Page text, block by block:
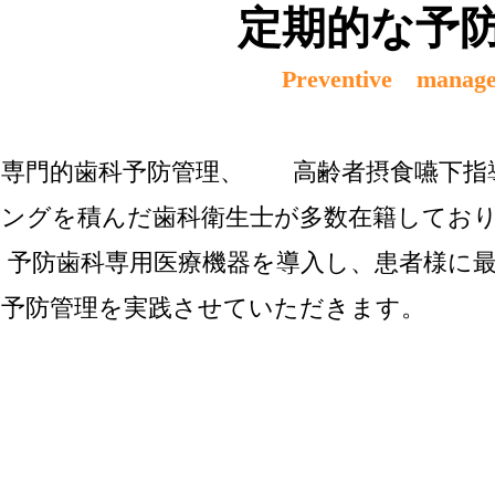
定期的な予
Preventive
専門的歯科予防管理、 高齢者摂食嚥下指
ングを積んだ歯科衛生士が多数在籍してお
予防歯科専用医療機器を導入し、患者様に
予防管理を実践させていただきます。